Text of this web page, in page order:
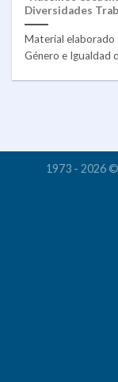
Diversidades
Material elaborado
Género e Igualdad
1973 - 2026 ©